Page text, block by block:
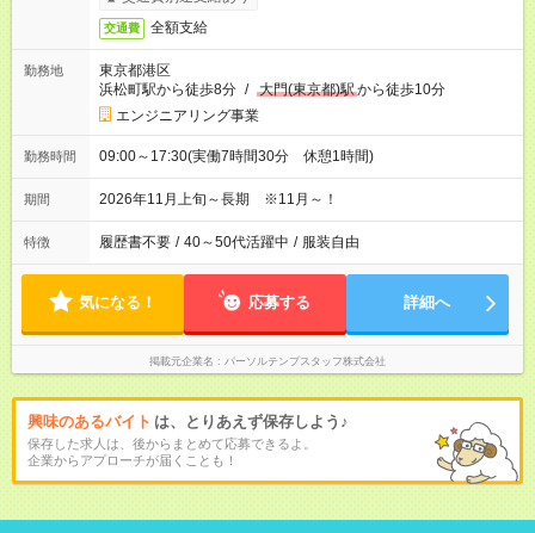
交通費 全額支給
勤務地
東京都港区
浜松町駅から徒歩8分 / 大門(東京都)駅から徒歩10分
エンジニアリング事業
勤務時間 09:00～17:30(実働7時間30分 休憩1時間)
期間 2026年11月上旬～長期 ※11月～！
特徴 履歴書不要 / 40～50代活躍中 / 服装自由
気になる！ 応募する 詳細へ
掲載元企業名 パーソルテンプスタッフ株式会社
興味のあるバイト は、とりあえず保存しよう♪
保存した求人は、後からまとめて応募できるよ。
企業からアプローチが届くことも！